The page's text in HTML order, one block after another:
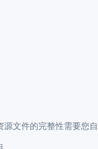
文件的完整性需要您自